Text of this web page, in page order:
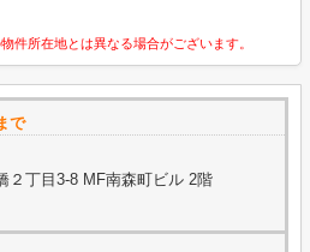
件所在地とは異なる場合がございます。
で
２丁目3-8 MF南森町ビル 2階